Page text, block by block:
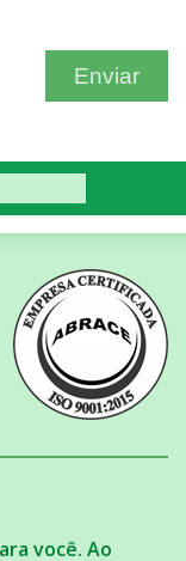
Enviar
você. Ao